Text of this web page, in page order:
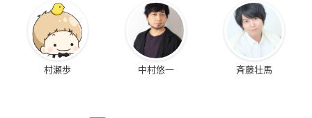
村瀬歩 中村悠一 斉藤壮馬